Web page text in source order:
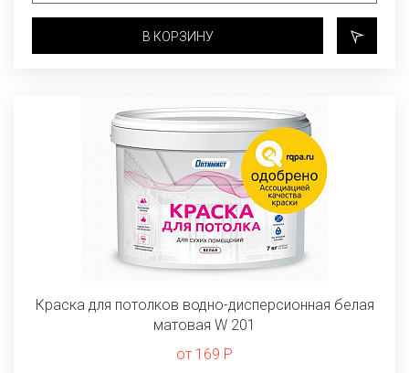
В КОРЗИНУ
Краска для потолков водно-дисперсионная белая
матовая W 201
от 169 Р